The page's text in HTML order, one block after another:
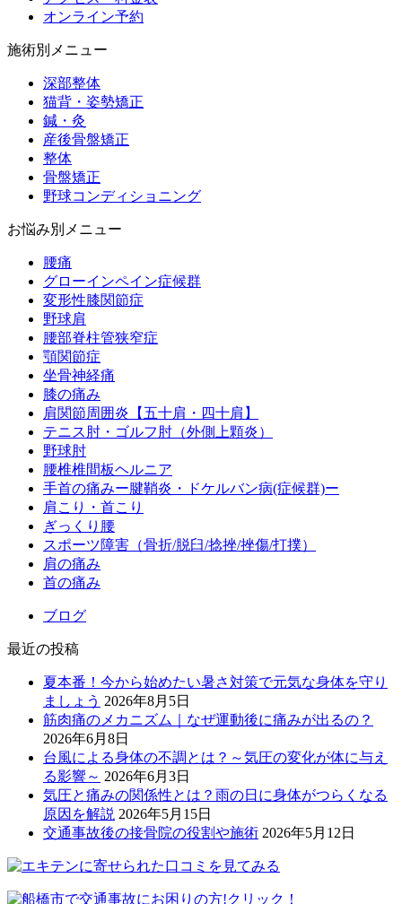
オンライン予約
施術別メニュー
深部整体
猫背・姿勢矯正
鍼・灸
産後骨盤矯正
整体
骨盤矯正
野球コンディショニング
お悩み別メニュー
腰痛
グローインペイン症候群
変形性膝関節症
野球肩
腰部脊柱管狭窄症
顎関節症
坐骨神経痛
膝の痛み
肩関節周囲炎【五十肩・四十肩】
テニス肘・ゴルフ肘（外側上顆炎）
野球肘
腰椎椎間板ヘルニア
手首の痛みー腱鞘炎・ドケルバン病(症候群)ー
肩こり・首こり
ぎっくり腰
スポーツ障害（骨折/脱臼/捻挫/挫傷/打撲）
肩の痛み
首の痛み
ブログ
最近の投稿
夏本番！今から始めたい暑さ対策で元気な身体を守り
ましょう 2026年8月5日
筋肉痛のメカニズム｜なぜ運動後に痛みが出るの？
2026年6月8日
台風による身体の不調とは？～気圧の変化が体に与え
る影響～ 2026年6月3日
気圧と痛みの関係性とは？雨の日に身体がつらくなる
原因を解説 2026年5月15日
交通事故後の接骨院の役割や施術 2026年5月12日